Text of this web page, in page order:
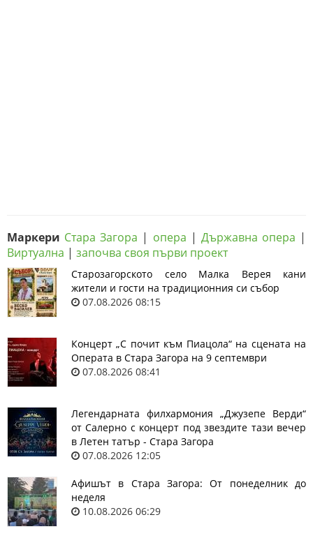
Маркери Стара Загора | опера | Държавна опера |
Виртуална | започва своя първи проект
Старозагорското село Малка Верея кани
жители и гости на традиционния си събор
07.08.2026 08:15
Концерт „С почит към Пиацола“ на сцената на
Операта в Стара Загора на 9 септември
07.08.2026 08:41
Легендарната филхармония „Джузепе Верди“
от Салерно с концерт под звездите тази вечер
в Летен татър - Стара Загора
07.08.2026 12:05
Афишът в Стара Загора: От понеделник до
неделя
10.08.2026 06:29